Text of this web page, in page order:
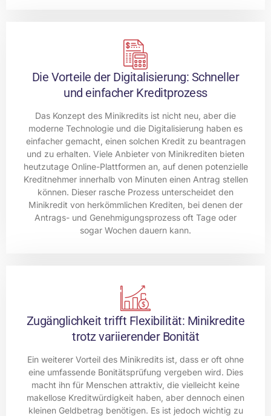
Die Vorteile der Digitalisierung: Schneller
und einfacher Kreditprozess
Das Konzept des Minikredits ist nicht neu, aber die
moderne Technologie und die Digitalisierung haben es
einfacher gemacht, einen solchen Kredit zu beantragen
und zu erhalten. Viele Anbieter von Minikrediten bieten
heutzutage Online-Plattformen an, auf denen potenzielle
Kreditnehmer innerhalb von Minuten einen Antrag stellen
können. Dieser rasche Prozess unterscheidet den
Minikredit von herkömmlichen Krediten, bei denen der
Antrags- und Genehmigungsprozess oft Tage oder
sogar Wochen dauern kann.
Zugänglichkeit trifft Flexibilität: Minikredite
trotz variierender Bonität
Ein weiterer Vorteil des Minikredits ist, dass er oft ohne
eine umfassende Bonitätsprüfung vergeben wird. Dies
macht ihn für Menschen attraktiv, die vielleicht keine
makellose Kreditwürdigkeit haben, aber dennoch einen
kleinen Geldbetrag benötigen. Es ist jedoch wichtig zu